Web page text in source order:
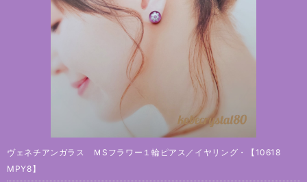
ヴェネチアンガラス ＭSフラワー１輪ピアス／イヤリング・【10618
MPY8】